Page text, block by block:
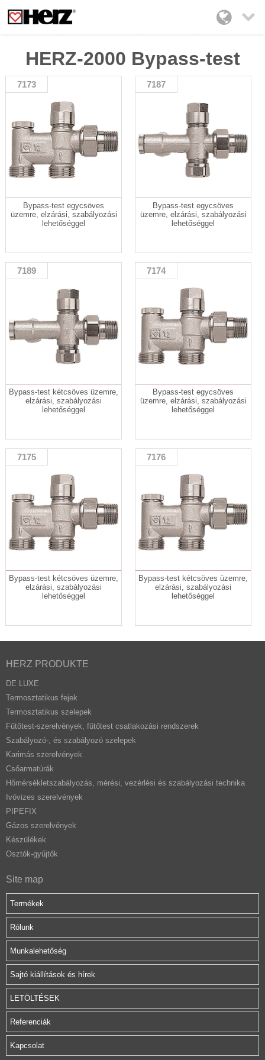

HERZ-2000 Bypass-test
7173
Bypass-test egycsöves
üzemre, elzárási, szabályozási
lehetőséggel
7187
Bypass-test egycsöves
üzemre, elzárási, szabályozási
lehetőséggel
7189
Bypass-test kétcsöves üzemre,
elzárási, szabályozási
lehetőséggel
7174
Bypass-test egycsöves
üzemre, elzárási, szabályozási
lehetőséggel
7175
Bypass-test kétcsöves üzemre,
elzárási, szabályozási
lehetőséggel
7176
Bypass-test kétcsöves üzemre,
elzárási, szabályozási
lehetőséggel
HERZ PRODUKTE
DE LUXE
Termosztatikus fejek
Termosztatikus szelepek
Fűtőtest-szerelvények, fűtőtest csatlakozási rendszerek
Szabályozó-, és szabályozó szelepek
Karimás szerelvények
Csőarmatúrák
Hőmérsékletszabályozás, mérési, vezérlési és szabályozási technika
Ivóvizes szerelvények
PIPEFIX
Gázos szerelvények
Készülékek
Osztók-gyűjtők
Site map
Termékek
Rólunk
Munkalehetőség
Sajtó kiállítások és hírek
LETÖLTÉSEK
Referenciák
Kapcsolat